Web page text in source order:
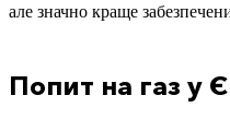
але значно краще
Попит на газ у